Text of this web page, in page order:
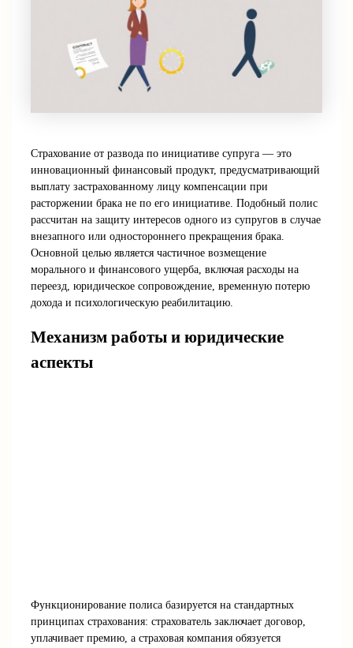
Страхование от развода по инициативе супруга — это
инновационный финансовый продукт, предусматривающий
выплату застрахованному лицу компенсации при
расторжении брака не по его инициативе. Подобный полис
рассчитан на защиту интересов одного из супругов в случае
внезапного или одностороннего прекращения брака.
Основной целью является частичное возмещение
морального и финансового ущерба, включая расходы на
переезд, юридическое сопровождение, временную потерю
дохода и психологическую реабилитацию.
Механизм работы и юридические
аспекты
Функционирование полиса базируется на стандартных
принципах страхования: страхователь заключает договор,
уплачивает премию, а страховая компания обязуется